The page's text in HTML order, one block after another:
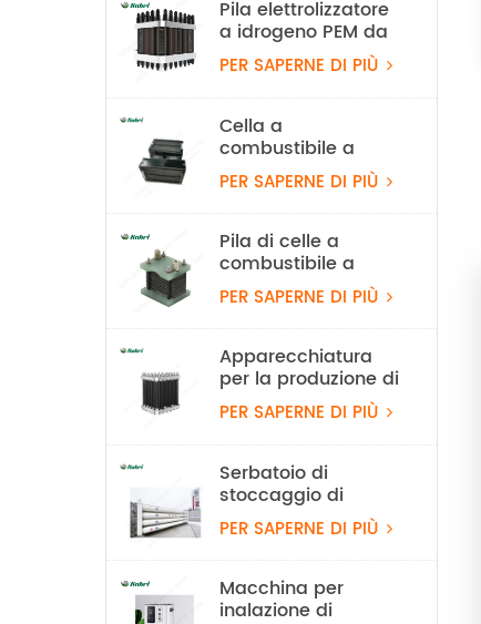
Pila elettrolizzatore
a idrogeno PEM da
60Nm3/h
PER SAPERNE DI PIÙ
Cella a
combustibile a
idrogeno PEM
leggera da 550 W
per UAV
PER SAPERNE DI PIÙ
Pila di celle a
combustibile a
idrogeno
raffreddata ad aria
da 100 W
PER SAPERNE DI PIÙ
Apparecchiatura
per la produzione di
idrogeno con
elettrolizzatore ad
acqua PEM da 10
Nm³/h e 50 kW
PER SAPERNE DI PIÙ
Serbatoio di
stoccaggio di
idrogeno stazionario
da 20 MPa
PER SAPERNE DI PIÙ
Macchina per
inalazione di